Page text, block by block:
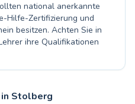
national anerkannte
Hilfe-Zertifizierung und
besitzen. Achten Sie in
ihre Qualifikationen
Stolberg